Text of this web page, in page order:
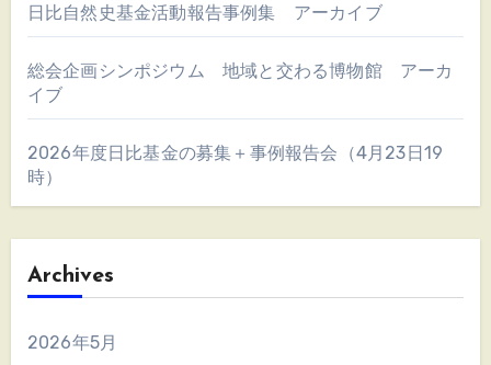
日比自然史基金活動報告事例集 アーカイブ
総会企画シンポジウム 地域と交わる博物館 アーカ
イブ
2026年度日比基金の募集＋事例報告会（4月23日19
時）
Archives
2026年5月